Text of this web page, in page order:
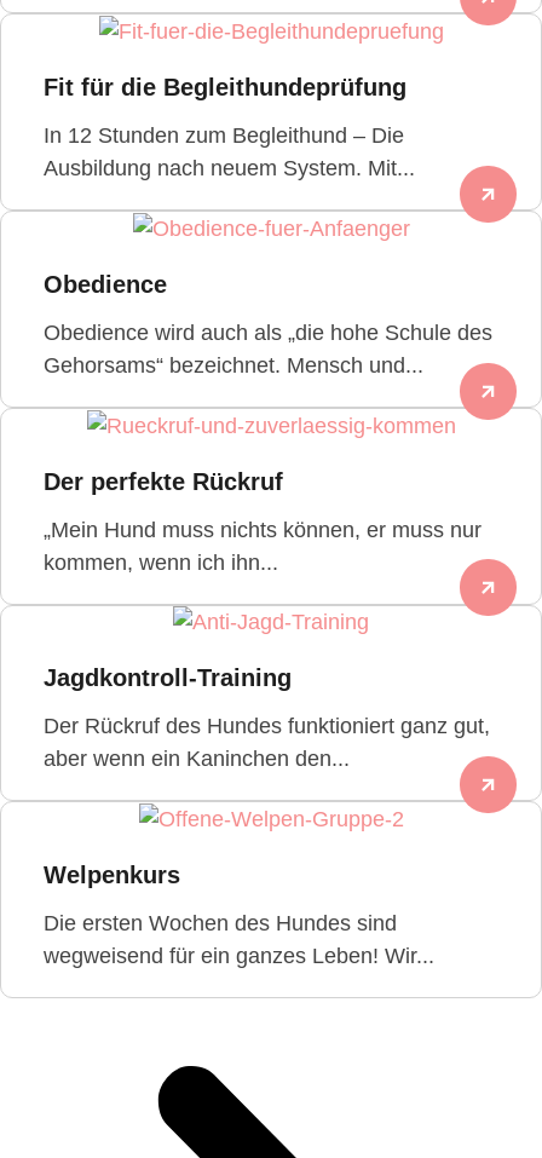
Fit für die Begleithundeprüfung
In 12 Stunden zum Begleithund – Die
Ausbildung nach neuem System. Mit...
Obedience
Obedience wird auch als „die hohe Schule des
Gehorsams“ bezeichnet. Mensch und...
Der perfekte Rückruf
„Mein Hund muss nichts können, er muss nur
kommen, wenn ich ihn...
Jagdkontroll-Training
Der Rückruf des Hundes funktioniert ganz gut,
aber wenn ein Kaninchen den...
Welpenkurs
Die ersten Wochen des Hundes sind
wegweisend für ein ganzes Leben! Wir...